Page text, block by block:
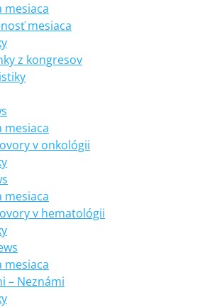
mesiaca
mesiaca
z kongresov
mesiaca
v onkológii
mesiaca
v hematológii
mesiaca
– Neznámi